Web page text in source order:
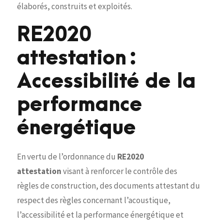
élaborés, construits et exploités.
RE2020
attestation :
Accessibilité de la
performance
énergétique
En vertu de l’ordonnance du RE2020
attestationvisant à renforcer le contrôle des
règles de construction, des documents attestant du
respect des règles concernant l’acoustique,
l’accessibilité et la performance énergétique et